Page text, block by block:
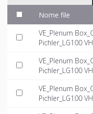
Nome file
VE_Plenum
Pichler_LG100
VE_Plenum
Pichler_LG100
VE_Plenum
Pichler_LG100